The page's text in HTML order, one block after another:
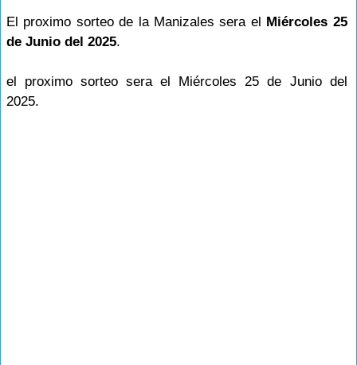
El proximo sorteo de la Manizales sera el Miércoles 25
de Junio del 2025.
el proximo sorteo sera el Miércoles 25 de Junio del
2025.